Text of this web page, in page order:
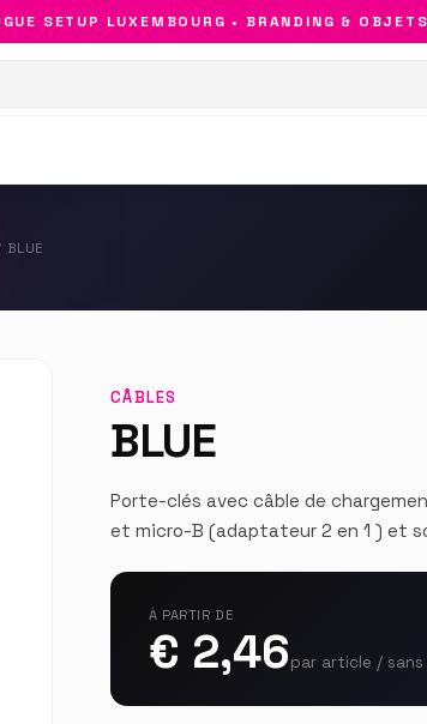
SETUP LUXEMBOURG • BRANDING & OBJETS
BLUE
CÂBLES
BLUE
Porte-clés avec câble de
et micro-B (adaptateur 2 en 1 ) et
À PARTIR DE
€ 2,46par article / sans